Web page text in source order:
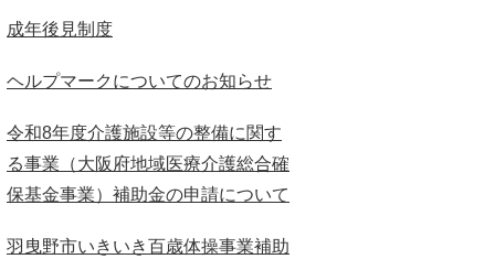
成年後見制度
ヘルプマークについてのお知らせ
令和8年度介護施設等の整備に関す
る事業（大阪府地域医療介護総合確
保基金事業）補助金の申請について
羽曳野市いきいき百歳体操事業補助